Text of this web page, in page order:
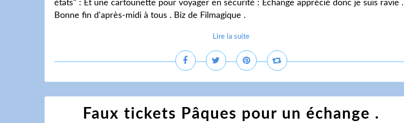
états" : Et une cartounette pour voyager en sécurité : Echange apprécié donc je suis ravie .
Bonne fin d'après-midi à tous . Biz de Filmagique .
Lire la suite
Faux tickets Pâques pour un échange .